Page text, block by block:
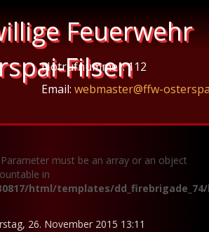
Feuerwehr
Filsen
Notrufnummer: 112
Email: webmaster@ffw-
must be an array or an object
in
html/templates/
26. November 2015 13:11